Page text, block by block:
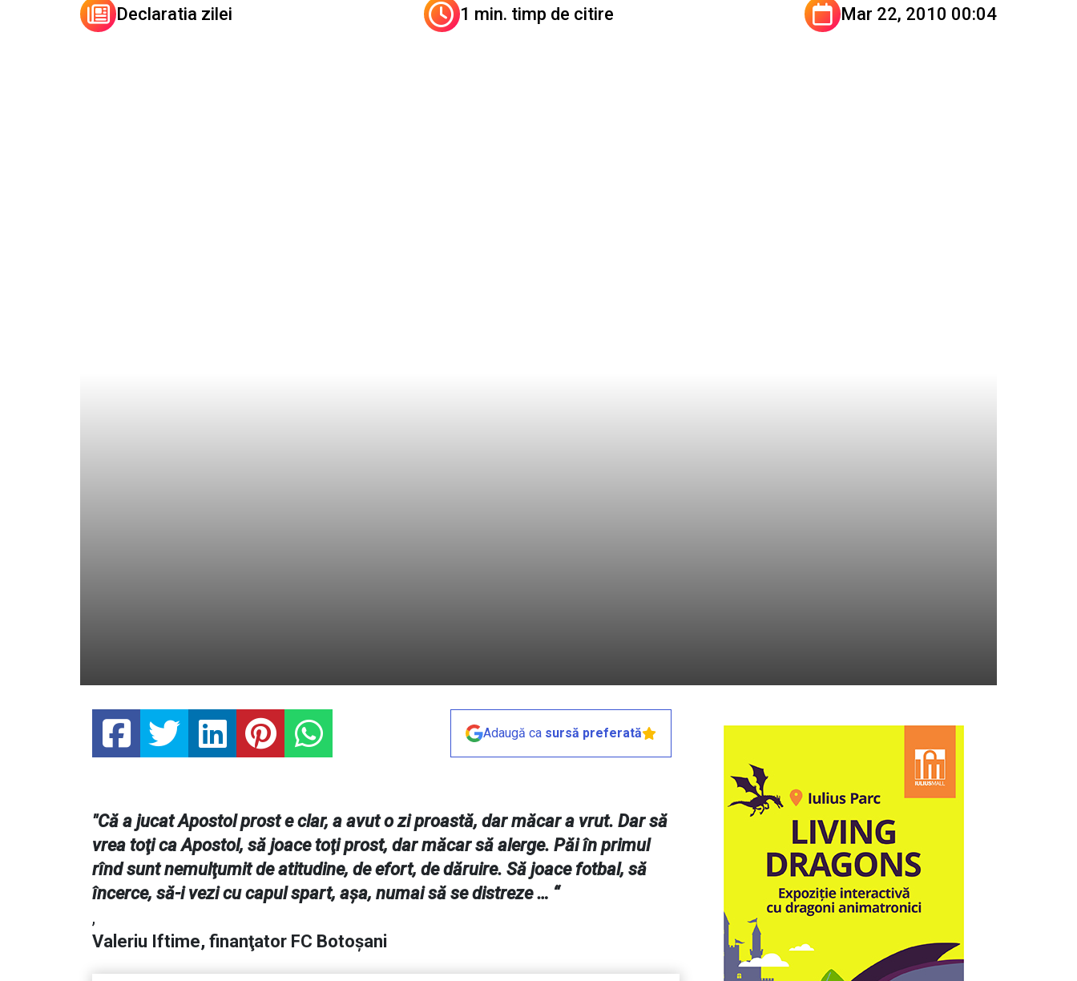
Declaratia zilei 1 min. timp de citire Mar 22, 2010 00:04
Adaugă ca sursă preferată
"Că a jucat Apostol prost e clar, a avut o zi proastă, dar măcar a vrut. Dar să
vrea toţi ca Apostol, să joace toţi prost, dar măcar să alerge. Păi în primul
rînd sunt nemulţumit de atitudine, de efort, de dăruire. Să joace fotbal, să
încerce, să-i vezi cu capul spart, aşa, numai să se distreze … “
,
Valeriu Iftime, finanţator FC Botoşani